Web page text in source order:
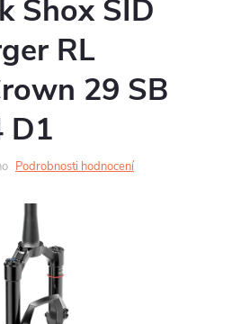
Shox SID
RL
29 SB
D1
Podrobnosti hodnocení